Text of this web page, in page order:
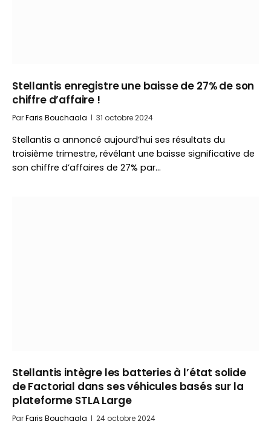
Stellantis enregistre une baisse de 27% de son
chiffre d’affaire !
ParFaris Bouchaala 31 octobre 2024
Stellantis a annoncé aujourd’hui ses résultats du
troisième trimestre, révélant une baisse significative de
son chiffre d’affaires de 27% par…
Stellantis intègre les batteries à l’état solide
de Factorial dans ses véhicules basés sur la
plateforme STLA Large
ParFaris Bouchaala 24 octobre 2024